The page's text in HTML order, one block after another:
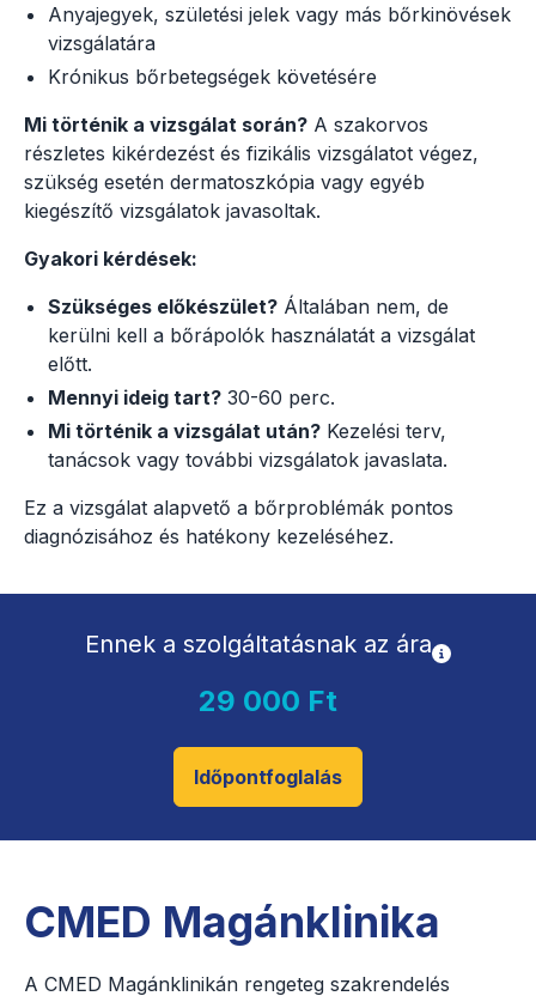
Anyajegyek, születési jelek vagy más bőrkinövések
vizsgálatára
Krónikus bőrbetegségek követésére
Mi történik a vizsgálat során? A szakorvos
részletes kikérdezést és fizikális vizsgálatot végez,
szükség esetén dermatoszkópia vagy egyéb
kiegészítő vizsgálatok javasoltak.
Gyakori kérdések:
Szükséges előkészület? Általában nem, de
kerülni kell a bőrápolók használatát a vizsgálat
előtt.
Mennyi ideig tart? 30-60 perc.
Mi történik a vizsgálat után? Kezelési terv,
tanácsok vagy további vizsgálatok javaslata.
Ez a vizsgálat alapvető a bőrproblémák pontos
diagnózisához és hatékony kezeléséhez.
Ennek a szolgáltatásnak az ára
29 000 Ft
Időpontfoglalás
CMED Magánklinika
A CMED Magánklinikán rengeteg szakrendelés